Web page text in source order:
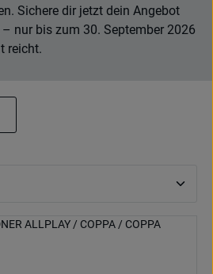
Sichere dir jetzt dein Angebot
nur bis zum 30. September 2026
reicht.